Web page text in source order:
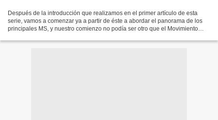
Después de la introducción que realizamos en el primer artículo de esta
serie, vamos a comenzar ya a partir de éste a abordar el panorama de los
principales MS, y nuestro comienzo no podía ser otro que el Movimiento